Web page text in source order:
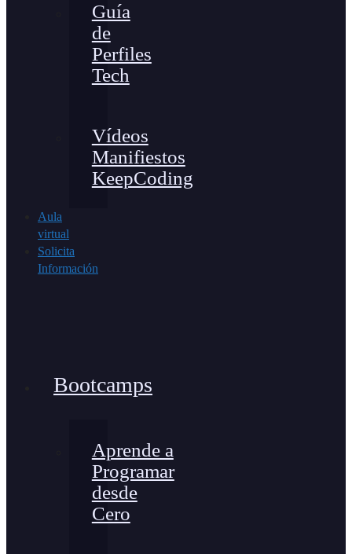
Guía
de
Perfiles
Tech
Vídeos
Manifiestos
KeepCoding
Aula
virtual
Solicita
Información
Bootcamps
Aprende a
Programar
desde
Cero